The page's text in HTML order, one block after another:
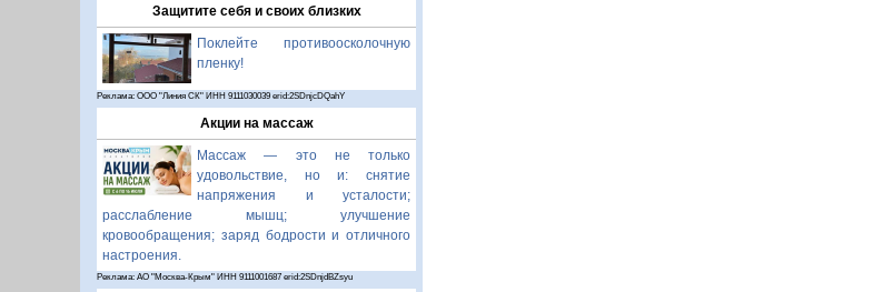
Защитите себя и своих близких
Поклейте противоосколочную
пленку!
Реклама: ООО "Линия СК" ИНН 9111030039 erid:2SDnjcDQahY
Акции на массаж
Массаж — это не только
удовольствие, но и: снятие
напряжения и усталости;
расслабление мышц; улучшение
кровообращения; заряд бодрости и отличного
настроения.
Реклама: АО "Москва-Крым" ИНН 9111001687 erid:2SDnjdBZsyu